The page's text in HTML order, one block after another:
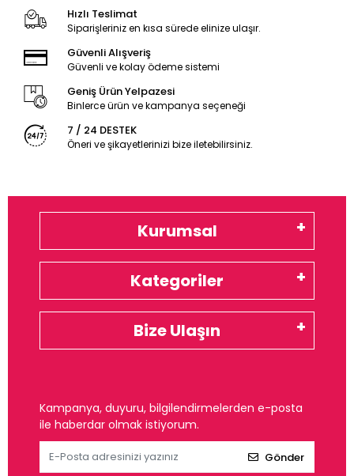
Hızlı Teslimat
Siparişleriniz en kısa sürede elinize ulaşır.
Güvenli Alışveriş
Güvenli ve kolay ödeme sistemi
Geniş Ürün Yelpazesi
Binlerce ürün ve kampanya seçeneği
7 / 24 DESTEK
Öneri ve şikayetlerinizi bize iletebilirsiniz.
Kurumsal
Kategoriler
Bize Ulaşın
Kampanya, duyuru, bilgilendirmelerden e-posta
ile haberdar olmak istiyorum.
Gönder